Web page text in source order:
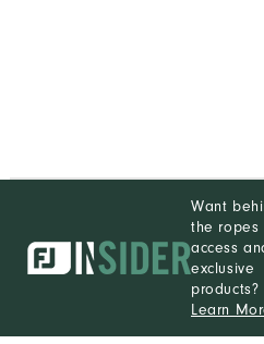
Want
the ropes
access
exclusive
products?
Learn